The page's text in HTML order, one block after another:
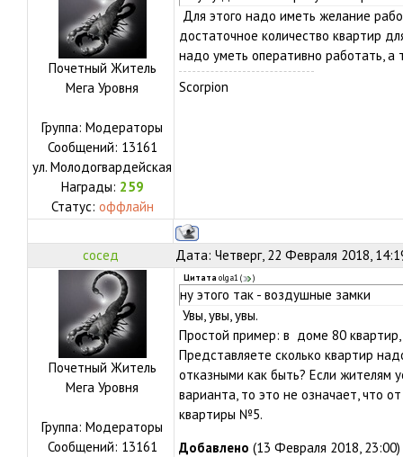
Почетный Житель
Мега Уровня
Группа: Модераторы
Сообщений: 13161
ул. Молодогвардейская
Награды: 259
Статус: оффлайн
Для этого надо иметь желание
достаточное количество квартир
надо уметь оперативно работать, а
Scorpion
сосед Дата: Четверг, 22 Февраля 2018,
Почетный Житель
Мега Уровня
Группа: Модераторы
Сообщений: 13161
Цитата olga1( )
ну этого так - воздушные замки
Увы, увы, увы.
Простой пример: в доме 80
Представляете сколько квартир
отказными как быть? Если жителям
варианта, то это не означает, что
квартиры №5.
Добавлено (13 Февраля 2018, 23:00)